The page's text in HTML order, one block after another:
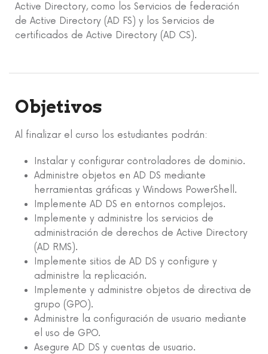
Active Directory, como los Servicios de federación
de Active Directory (AD FS) y los Servicios de
certificados de Active Directory (AD CS).
Objetivos
Al finalizar el curso los estudiantes podrán:
Instalar y configurar controladores de dominio.
Administre objetos en AD DS mediante
herramientas gráficas y Windows PowerShell.
Implemente AD DS en entornos complejos.
Implemente y administre los servicios de
administración de derechos de Active Directory
(AD RMS).
Implemente sitios de AD DS y configure y
administre la replicación.
Implemente y administre objetos de directiva de
grupo (GPO).
Administre la configuración de usuario mediante
el uso de GPO.
Asegure AD DS y cuentas de usuario.